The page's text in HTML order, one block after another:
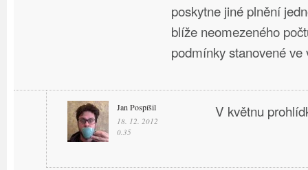
poskytne jiné plnění
blíže neomezeného
podmínky stanovené
Jan Pospíšil
18. 12. 2012
0.35
V květnu